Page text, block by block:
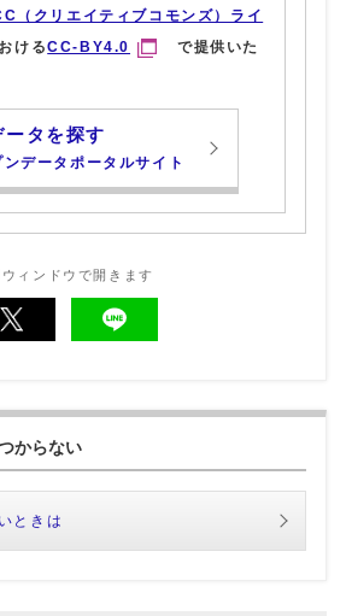
（クリエイティブコモンズ）ライ
けるCC-BY4.0
で提供いた
タを探す
データポータルサイト
ィンドウで開きます
からない
ときは